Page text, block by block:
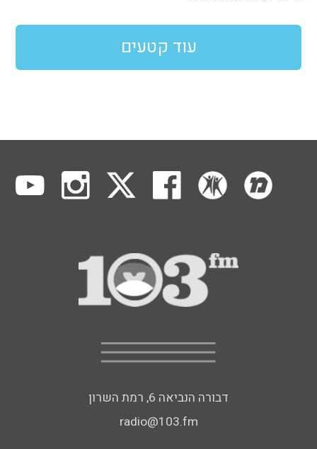
עוד קטעים
דבורה הנביאה 6, רמת השרון
radio@103.fm